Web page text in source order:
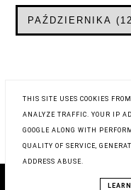
THIS SITE USES COOKIES
ANALYZE TRAFFIC. YOUR IP
GOOGLE ALONG WITH
QUALITY OF SERVICE,
ADDRESS ABUSE.